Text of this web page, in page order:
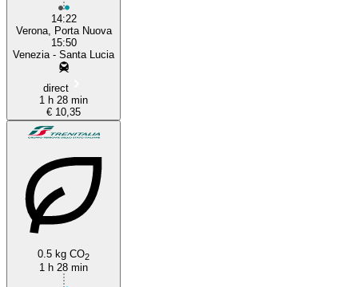
14:22
Verona, Porta Nuova
15:50
Venezia - Santa Lucia
direct
1 h 28 min
€ 10,35
0.5 kg CO2
1 h 28 min